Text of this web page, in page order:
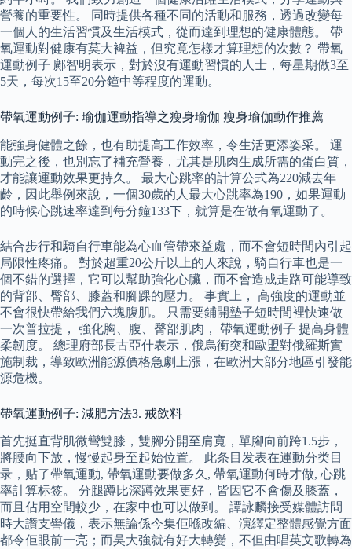
營養的重要性。 同時提供各種不同的活動和服務，透過改變每
一個人的生活習慣及生活模式，從而達到理想的健康體態。 帶
氧運動對健康有莫大裨益，但究竟怎樣才算理想的次數？ 帶氧
運動例子 鄺智明表示，對於沒有運動習慣的人士，每星期做3至
5天，每次15至20分鐘中等程度的運動。
帶氧運動例子: 瑜伽運動指導之瘦身瑜伽 瘦身瑜伽動作推薦
能強身健體之餘，也有助提高工作效率，令生活更添姿采。 運
動完之後，也別忘了補充營養，尤其是肌肉生成所需的蛋白質，
才能讓運動效果更持久。 最大心跳率的計算公式為220減去年
齡，因此舉例來說，一個30歲的人最大心跳率為190，如果運動
的時候心跳速率達到每分鐘133下，就算是在做有氧運動了。
結合步行和騎自行車能為心血管帶來益處，而不會短時間內引起
局限性疼痛。 對於超重20公斤以上的人來說，騎自行車也是一
個不錯的選擇，它可以幫助強化心臟，而不會造成走路可能導致
的背部、臀部、膝蓋和腳踝的壓力。 事實上， 高強度的運動並
不會很快帶給我們六塊腹肌。 只需要鋪開墊子短時間裡快速做
一次普拉提， 強化胸、腹、臀部肌肉， 帶氧運動例子 提高身體
柔韌度。 總理府部長古亞什表示，俄烏衝突和歐盟對俄羅斯實
施制裁，導致歐洲能源價格急劇上漲，在歐洲大部分地區引發能
源危機。
帶氧運動例子: 減肥方法3. 戒飲料
首先挺直背肌微彎雙膝，雙腳分開至肩寬，單腳向前跨1.5步，
將腰向下放，慢慢起身至起始位置。 此条目发表在運動分类目
录，贴了帶氧運動, 帶氧運動要做多久, 帶氧運動何時才做, 心跳
率計算标签。 分腿蹲比深蹲效果更好，皆因它不會傷及膝蓋，
而且佔用空間較少，在家中也可以做到。 譚詠麟接受媒體訪問
時大讚支嚳儀，表示無論係今集佢喺改編、演繹定整體感覺方面
都令佢眼前一亮；而吳大強就有好大轉變，不但由唱英文歌轉為